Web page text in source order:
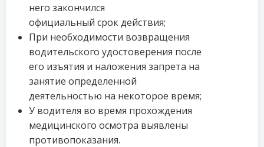
него закончился
официальный срок действия;
При необходимости возвращения
водительского удостоверения после
его изъятия и наложения запрета на
занятие определенной
деятельностью на некоторое время;
У водителя во время прохождения
медицинского осмотра выявлены
противопоказания.